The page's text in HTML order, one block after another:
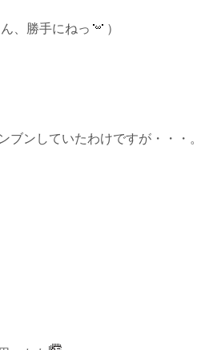
、勝手にねっ ）
ブンしていたわけですが・・・。